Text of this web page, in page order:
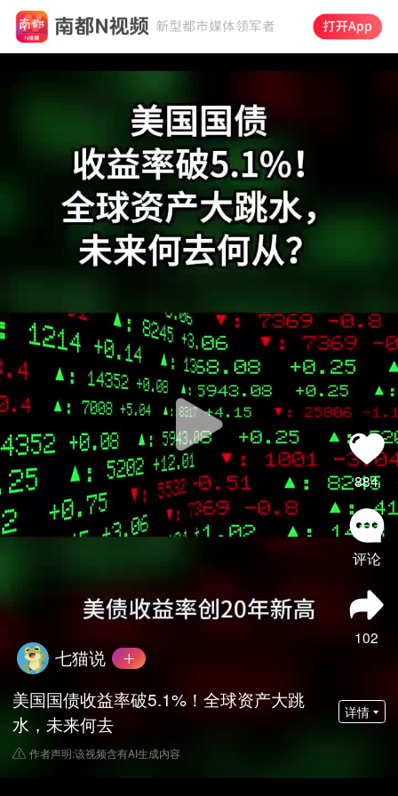
884
评论
102
七猫说
美国国债收益率破5.1%！全球资产大跳
水，未来何去
详情
作者声明:该视频含有AI生成内容